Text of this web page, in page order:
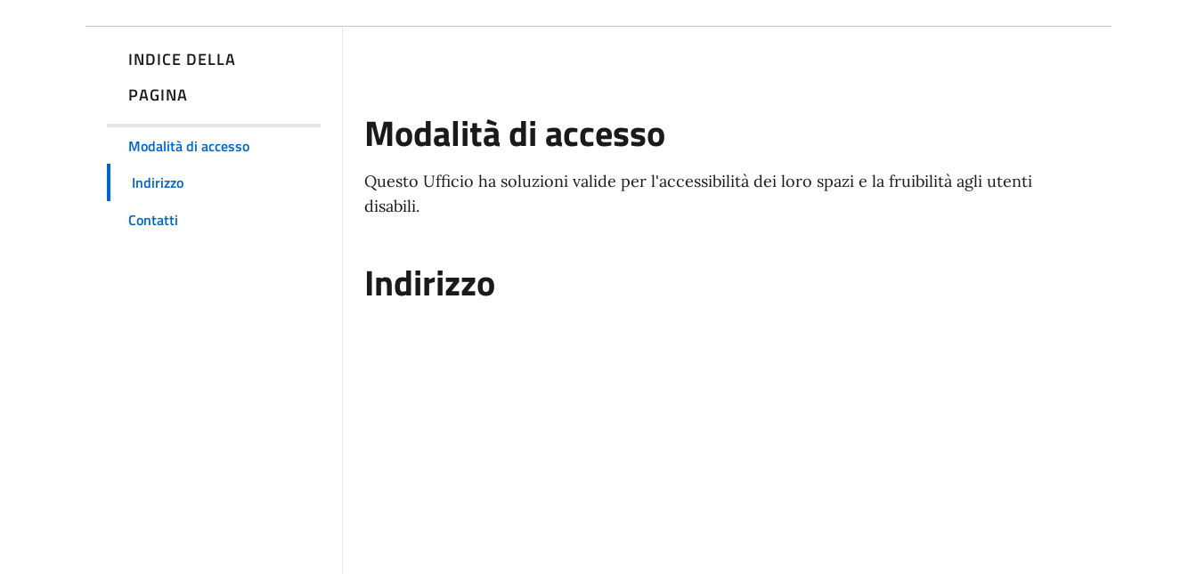
INDICE DELLA
PAGINA
Modalità di accesso
Indirizzo
Contatti
Modalità di accesso
Questo Ufficio ha soluzioni valide per l'accessibilità dei loro spazi e la fruibilità agli utenti
disabili.
Indirizzo